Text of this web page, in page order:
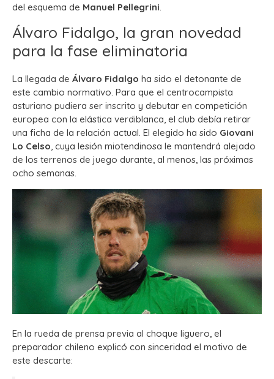
del esquema de Manuel Pellegrini.
Álvaro Fidalgo, la gran novedad
para la fase eliminatoria
La llegada de Álvaro Fidalgo ha sido el detonante de
este cambio normativo. Para que el centrocampista
asturiano pudiera ser inscrito y debutar en competición
europea con la elástica verdiblanca, el club debía retirar
una ficha de la relación actual. El elegido ha sido Giovani
Lo Celso, cuya lesión miotendinosa le mantendrá alejado
de los terrenos de juego durante, al menos, las próximas
ocho semanas.
En la rueda de prensa previa al choque liguero, el
preparador chileno explicó con sinceridad el motivo de
este descarte: